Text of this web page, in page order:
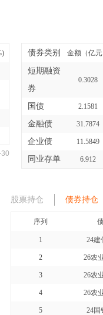
债券类别 金额（亿元
短期融资
券
0.3028
国债 2.1581
金融债 31.7874
企业债 11.5849
同业存单 6.912
股票持仓 债券持仓
序列
1 24建
2 26农
3 26农
4 26农
5 24国